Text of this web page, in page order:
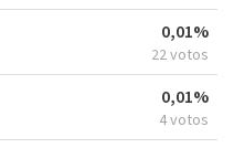
0,01%
22 votos
0,01%
4 votos